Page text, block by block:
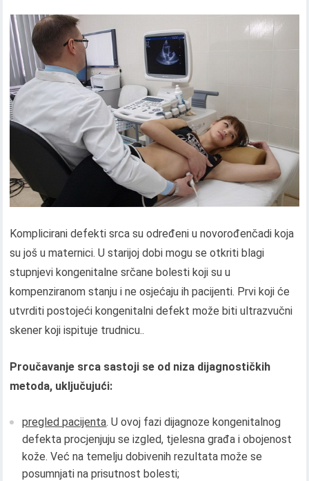
Komplicirani defekti srca su određeni u novorođenčadi koja
su još u maternici. U starijoj dobi mogu se otkriti blagi
stupnjevi kongenitalne srčane bolesti koji su u
kompenziranom stanju i ne osjećaju ih pacijenti. Prvi koji će
utvrditi postojeći kongenitalni defekt može biti ultrazvučni
skener koji ispituje trudnicu..
Proučavanje srca sastoji se od niza dijagnostičkih
metoda, uključujući:
pregled pacijenta. U ovoj fazi dijagnoze kongenitalnog
defekta procjenjuju se izgled, tjelesna građa i obojenost
kože. Već na temelju dobivenih rezultata može se
posumnjati na prisutnost bolesti;